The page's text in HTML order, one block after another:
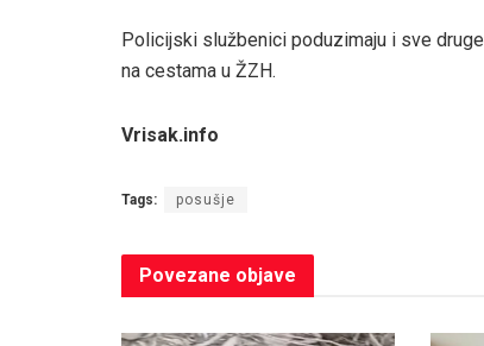
Policijski službenici poduzimaju i sve
na cestama u ŽZH.
Vrisak.info
Tags: posušje
Povezane objave